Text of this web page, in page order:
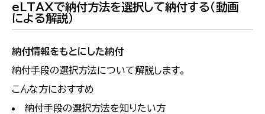
eLTAXで納付方法を選択して納付する（動画
による解説）
納付情報をもとにした納付
納付手段の選択方法について解説します。
こんな方におすすめ
納付手段の選択方法を知りたい方